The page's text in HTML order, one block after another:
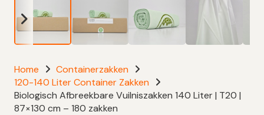
Home
Containerzakken
120-140 Liter Container Zakken
Biologisch Afbreekbare Vuilniszakken 140 Liter | T20 |
87×130 cm – 180 zakken